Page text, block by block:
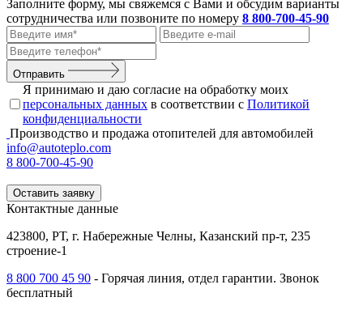
Заполните форму, мы свяжемся с Вами и обсудим варианты
сотрудничества или позвоните по номеру 8 800-700-45-90
Отправить
Я принимаю и даю согласие на обработку моих
персональных данных в соответствии с Политикой
конфиденциальности
Производство и продажа отопителей для автомобилей
info@autoteplo.com
8 800-700-45-90
Оставить заявку
Контактные данные
423800, РТ, г. Набережные Челны, Казанский пр-т, 235
строение-1
8 800 700 45 90 - Горячая линия, отдел гарантии. Звонок
бесплатный